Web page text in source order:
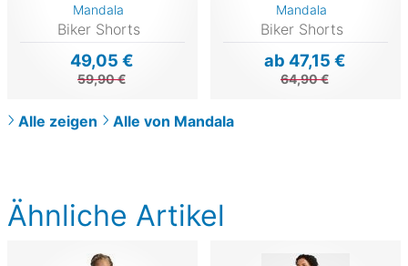
Ähnliche Artikel
Mandala
Biker Shorts
49,05 €
59,90 €
Mandala
Biker Shorts
ab 47,15 €
64,90 €
Alle zeigen Alle von Mandala